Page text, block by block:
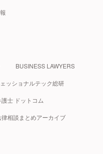
BUSINESS LAWYERS
ッショナルテック総研
士 ドットコム
相談まとめアーカイブ